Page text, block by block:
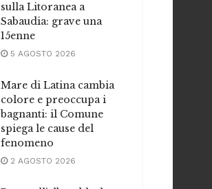
sulla Litoranea a
Sabaudia: grave una
15enne
5 AGOSTO 2026
Mare di Latina cambia
colore e preoccupa i
bagnanti: il Comune
spiega le cause del
fenomeno
2 AGOSTO 2026